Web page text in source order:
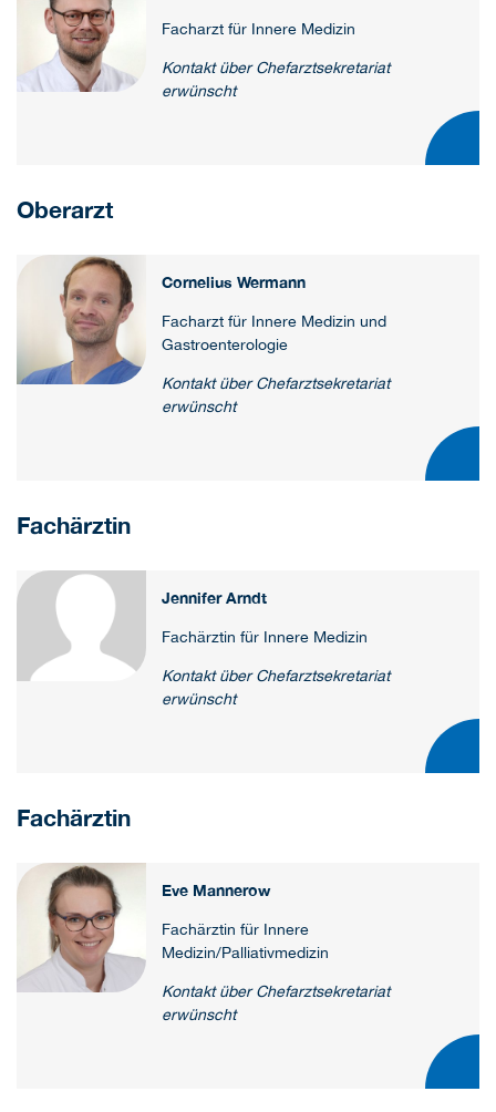
Facharzt für Innere Medizin
Kontakt über Chefarztsekretariat
erwünscht
Oberarzt
Cornelius Wermann
Facharzt für Innere Medizin und
Gastroenterologie
Kontakt über Chefarztsekretariat
erwünscht
Fachärztin
Jennifer Arndt
Fachärztin für Innere Medizin
Kontakt über Chefarztsekretariat
erwünscht
Fachärztin
Eve Mannerow
Fachärztin für Innere
Medizin/Palliativmedizin
Kontakt über Chefarztsekretariat
erwünscht